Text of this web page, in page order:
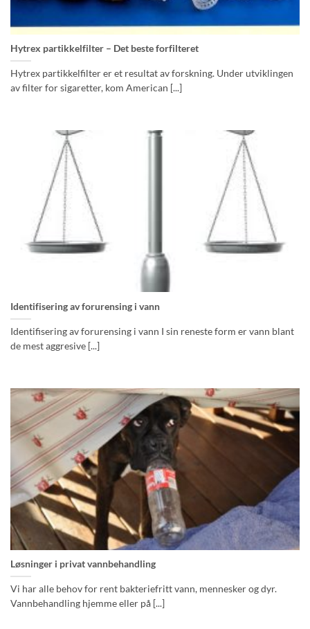
Hytrex partikkelfilter – Det beste forfilteret
Hytrex partikkelfilter er et resultat av forskning. Under utviklingen
av filter for sigaretter, kom American [...]
Identifisering av forurensing i vann
Identifisering av forurensing i vann I sin reneste form er vann blant
de mest aggresive [...]
Løsninger i privat vannbehandling
Vi har alle behov for rent bakteriefritt vann, mennesker og dyr.
Vannbehandling hjemme eller på [...]